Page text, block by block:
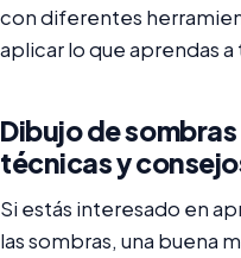
con diferentes
aplicar lo que aprendas a
Dibujo de
técnicas y
Si estás interesado en
las sombras, una buena